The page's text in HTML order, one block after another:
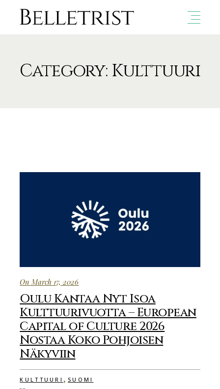
Category: Kulttuuri
On March 17, 2026
Oulu Kantaa Nyt Isoa
Kulttuurivuotta – European
Capital of Culture 2026
Nostaa Koko Pohjoisen
Näkyviin
KULTTUURI , SUOMI